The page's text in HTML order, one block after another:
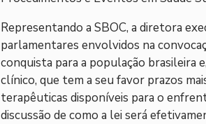
Representando a SBOC, a diretora
parlamentares envolvidos na
conquista para a população brasileira
clínico, que tem a seu favor prazos
terapêuticas disponíveis para o
discussão de como a lei será